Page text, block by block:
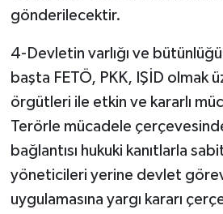
gönderilecektir.
4-Devletin varlığı ve
başta FETÖ, PKK, IŞİD olmak
örgütleri ile etkin ve kararlı
Terörle mücadele
bağlantısı hukuki kanıtlarla
yöneticileri yerine devlet
uygulamasına yargı kararı